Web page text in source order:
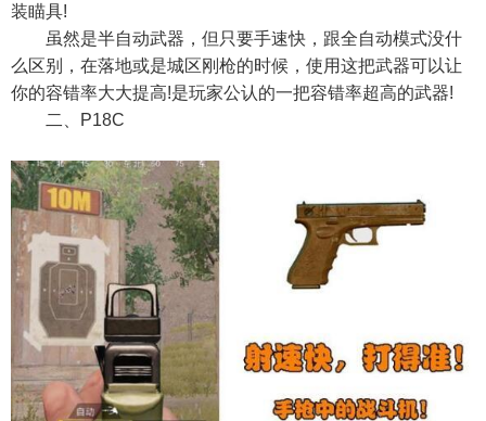
装瞄具!
虽然是半自动武器，但只要手速快，跟全自动模式没什
么区别，在落地或是城区刚枪的时候，使用这把武器可以让
你的容错率大大提高!是玩家公认的一把容错率超高的武器!
二、P18C